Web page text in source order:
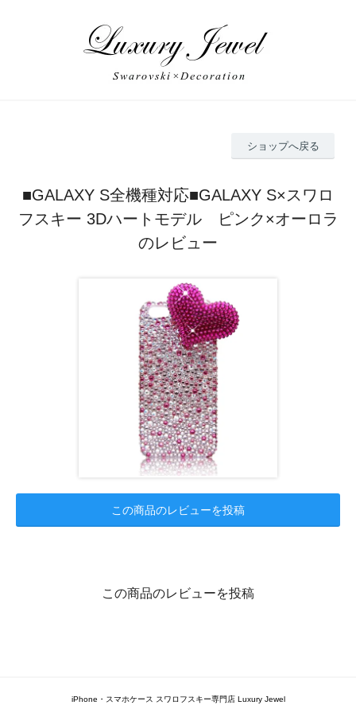
ショップへ戻る
■GALAXY S全機種対応■GALAXY S×スワロ
フスキー 3Dハートモデル ピンク×オーロラ
のレビュー
この商品のレビューを投稿
この商品のレビューを投稿
iPhone・スマホケース スワロフスキー専門店 Luxury Jewel